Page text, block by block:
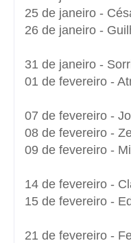
25 de janeiro -
26 de janeiro -
31 de janeiro -
01 de fevereiro -
07 de fevereiro -
08 de fevereiro -
09 de fevereiro -
14 de fevereiro -
15 de fevereiro -
21 de fevereiro -